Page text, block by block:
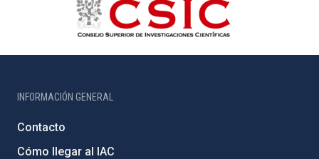
INFORMACIÓN GENERAL
Contacto
Cómo llegar al IAC